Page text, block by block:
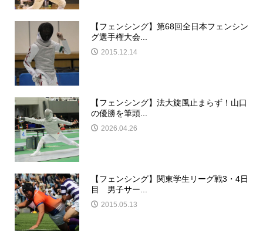
【フェンシング】第68回全日本フェンシン
グ選手権大会...
2015.12.14
【フェンシング】法大旋風止まらず！山口
の優勝を筆頭...
2026.04.26
【フェンシング】関東学生リーグ戦3・4日
目 男子サー...
2015.05.13